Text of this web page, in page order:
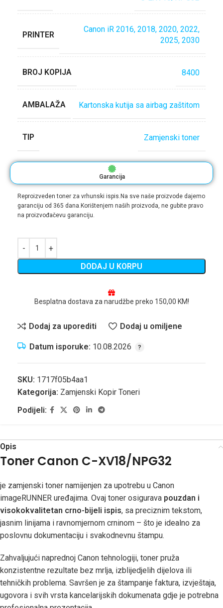
PRINTER
Canon iR 2016, 2018, 2020, 2022,
2025, 2030
BROJ KOPIJA 8400
AMBALAŽA Kartonska kutija sa airbag zaštitom
TIP Zamjenski toner
Garancija
Reproizveden toner za vrhunski ispis.Na sve naše proizvode dajemo
garanciju od 365 dana.Korištenjem naših proizvoda, ne gubite pravo
na proizvođačevu garanciju.
DODAJ U KORPU
Besplatna dostava za narudžbe preko 150,00 KM!
Dodaj za uporediti Dodaj u omiljene
Datum isporuke: 10.08.2026
SKU: 1717f05b4aa1
Kategorija: Zamjenski Kopir Toneri
Podijeli:
Opis
Toner Canon C-XV18/NPG32
je zamjenski toner namijenjen za upotrebu u Canon
imageRUNNER uređajima. Ovaj toner osigurava pouzdan i
visokokvalitetan crno-bijeli ispis, sa preciznim tekstom,
jasnim linijama i ravnomjernom crninom – što je idealno za
poslovnu dokumentaciju i svakodnevnu štampu.
Zahvaljujući naprednoj Canon tehnologiji, toner pruža
konzistentne rezultate bez mrlja, izblijedjelih dijelova ili
tehničkih problema. Savršen je za štampanje faktura, izvještaja,
ugovora i svih vrsta kancelarijskih dokumenata gdje je potrebna